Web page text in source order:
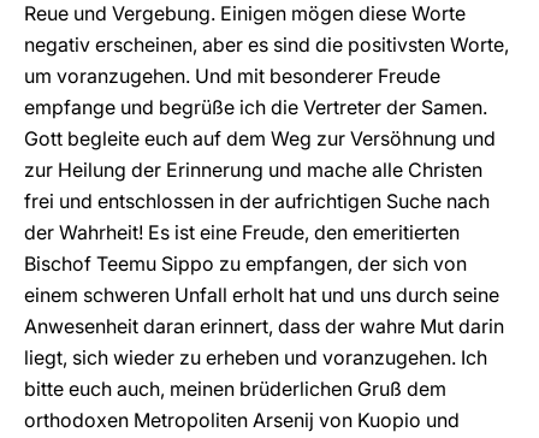
Reue und Vergebung. Einigen mögen diese Worte
negativ erscheinen, aber es sind die positivsten Worte,
um voranzugehen. Und mit besonderer Freude
empfange und begrüße ich die Vertreter der Samen.
Gott begleite euch auf dem Weg zur Versöhnung und
zur Heilung der Erinnerung und mache alle Christen
frei und entschlossen in der aufrichtigen Suche nach
der Wahrheit! Es ist eine Freude, den emeritierten
Bischof Teemu Sippo zu empfangen, der sich von
einem schweren Unfall erholt hat und uns durch seine
Anwesenheit daran erinnert, dass der wahre Mut darin
liegt, sich wieder zu erheben und voranzugehen. Ich
bitte euch auch, meinen brüderlichen Gruß dem
orthodoxen Metropoliten Arsenij von Kuopio und